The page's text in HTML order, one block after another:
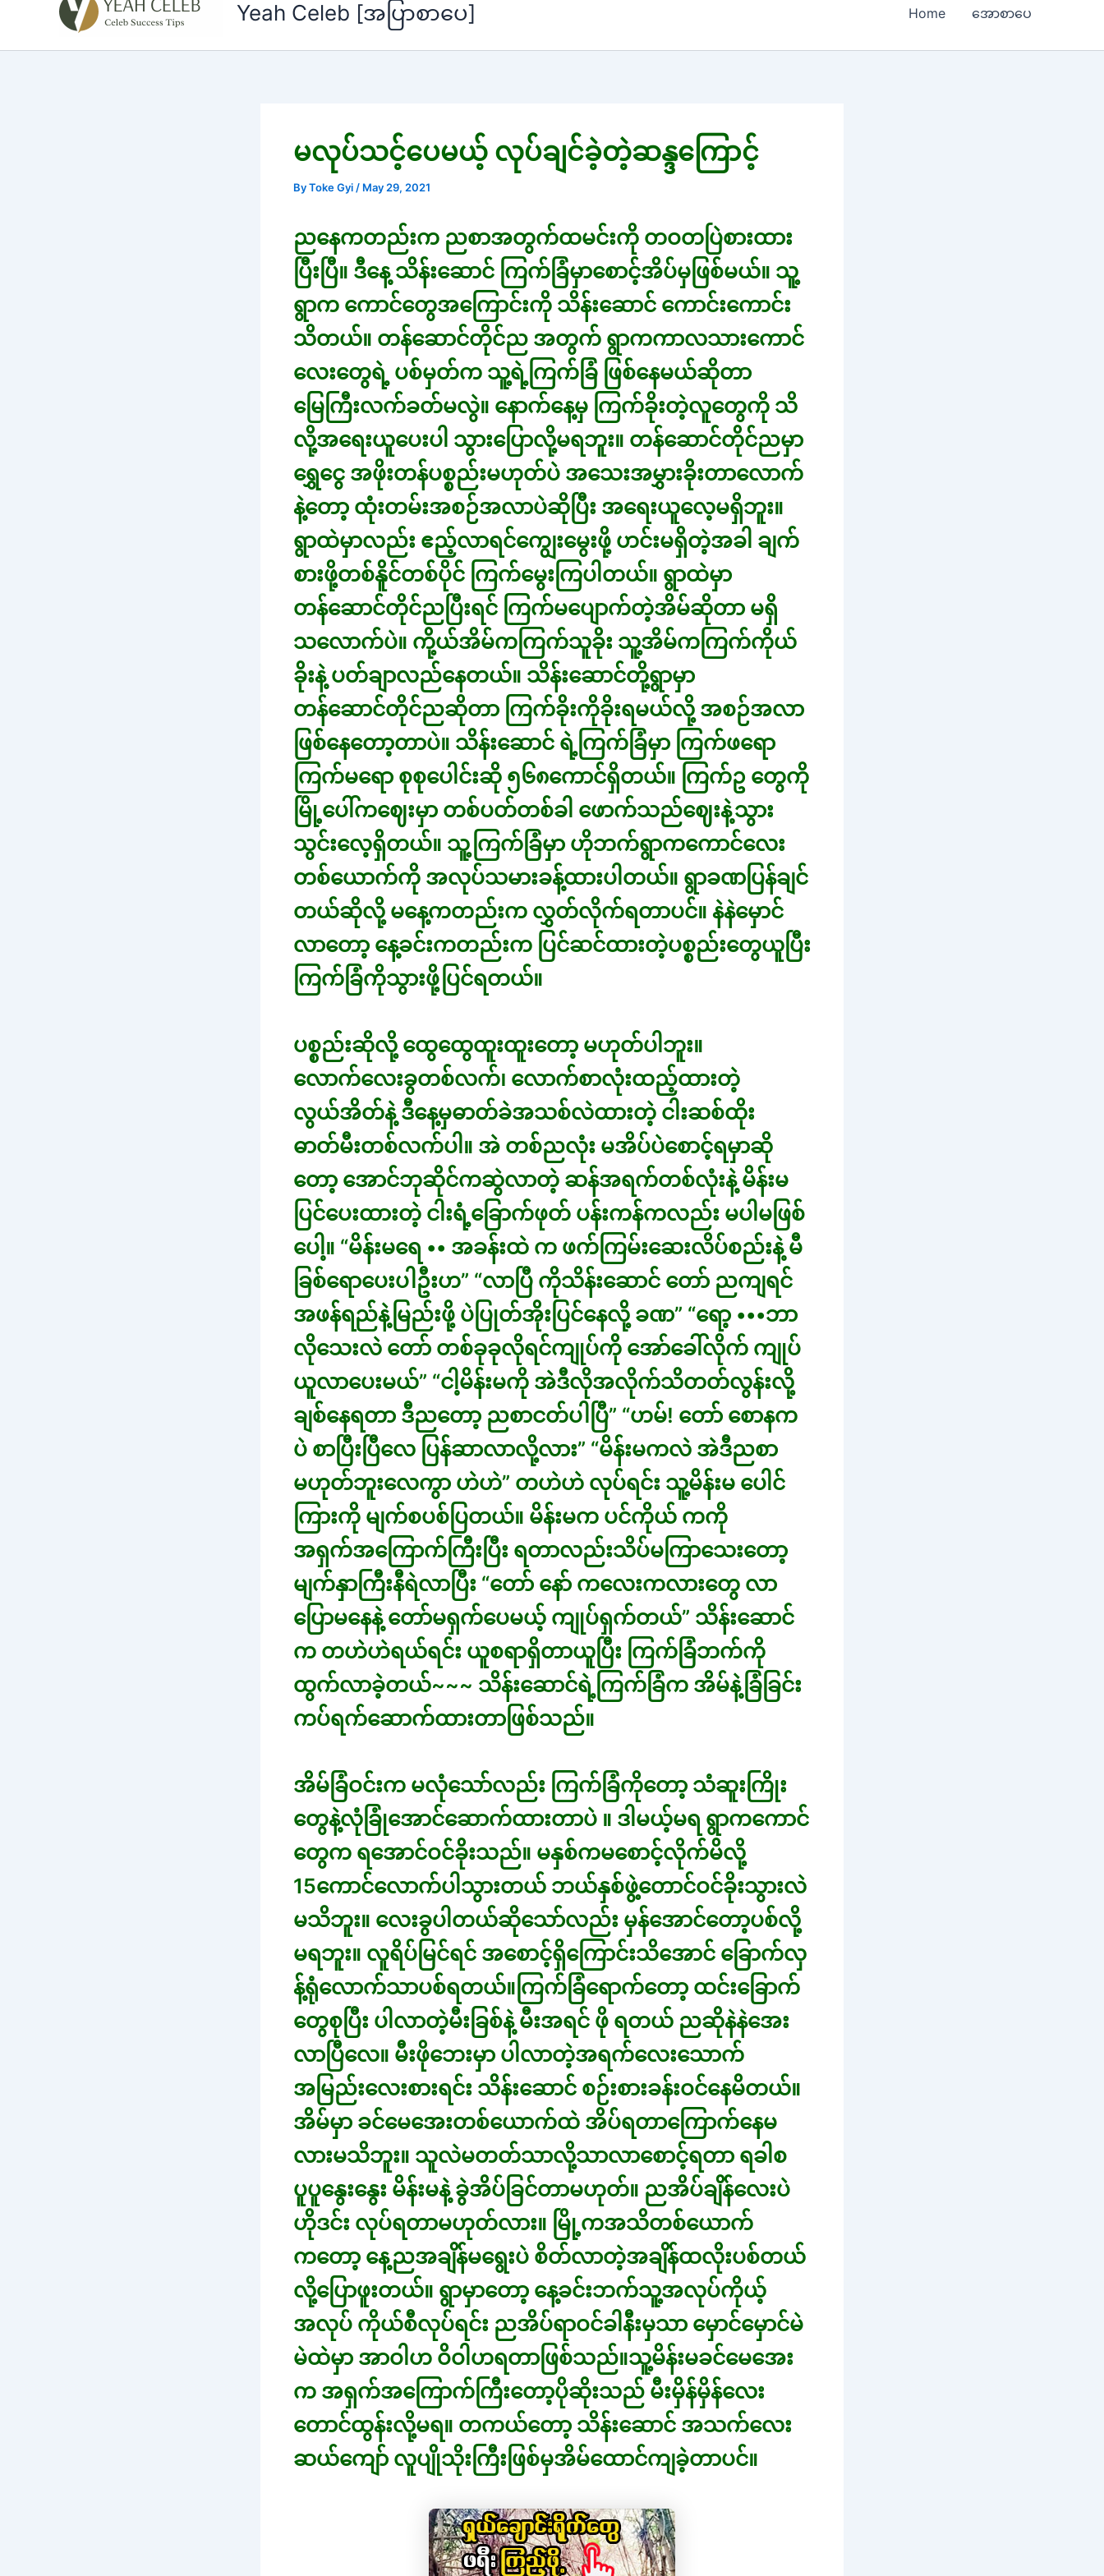
Yeah Celeb [အပြာစာပေ] Home အောစာပေ
မလုပ်သင့်ပေမယ့် လုပ်ချင်ခဲ့တဲ့ဆန္ဒကြောင့်
ByToke Gyi / May 29, 2021
ညနေကတည်းက ညစာအတွက်ထမင်းကို တဝတပြဲစားထား
ပြီးပြီ။ ဒီနေ့ သိန်းဆောင် ကြက်ခြံမှာစောင့်အိပ်မှဖြစ်မယ်။ သူ့
ရွာက ကောင်တွေအကြောင်းကို သိန်းဆောင် ကောင်းကောင်း
သိတယ်။ တန်ဆောင်တိုင်ည အတွက် ရွာကကာလသားကောင်
လေးတွေရဲ့ ပစ်မှတ်က သူ့ရဲ့ကြက်ခြံ ဖြစ်နေမယ်ဆိုတာ
မြေကြီးလက်ခတ်မလွဲ။ နောက်နေ့မှ ကြက်ခိုးတဲ့လူတွေကို သိ
လို့အရေးယူပေးပါ သွားပြောလို့မရဘူး။ တန်ဆောင်တိုင်ညမှာ
ရွှေငွေ အဖိုးတန်ပစ္စည်းမဟုတ်ပဲ အသေးအမွှားခိုးတာလောက်
နဲ့တော့ ထုံးတမ်းအစဉ်အလာပဲဆိုပြီး အရေးယူလေ့မရှိဘူး။
ရွာထဲမှာလည်း ဧည့်လာရင်ကျွေးမွေးဖို့ ဟင်းမရှိတဲ့အခါ ချက်
စားဖို့တစ်နိူင်တစ်ပိုင် ကြက်မွေးကြပါတယ်။ ရွာထဲမှာ
တန်ဆောင်တိုင်ညပြီးရင် ကြက်မပျောက်တဲ့အိမ်ဆိုတာ မရှိ
သလောက်ပဲ။ ကို့ယ်အိမ်ကကြက်သူခိုး သူ့အိမ်ကကြက်ကိုယ်
ခိုးနဲ့ ပတ်ချာလည်နေတယ်။ သိန်းဆောင်တို့ရွာမှာ
တန်ဆောင်တိုင်ညဆိုတာ ကြက်ခိုးကိုခိုးရမယ်လို့ အစဉ်အလာ
ဖြစ်နေတော့တာပဲ။ သိန်းဆောင် ရဲ့ကြက်ခြံမှာ ကြက်ဖရော
ကြက်မရော စုစုပေါင်းဆို ၅၆၈ကောင်ရှိတယ်။ ကြက်ဥ တွေကို
မြို့ပေါ်ကဈေးမှာ တစ်ပတ်တစ်ခါ ဖောက်သည်ဈေးနဲ့သွား
သွင်းလေ့ရှိတယ်။ သူ့ကြက်ခြံမှာ ဟိုဘက်ရွာကကောင်လေး
တစ်ယောက်ကို အလုပ်သမားခန့်ထားပါတယ်။ ရွာခဏပြန်ချင်
တယ်ဆိုလို့ မနေ့ကတည်းက လွှတ်လိုက်ရတာပင်။ နဲနဲမှောင်
လာတော့ နေ့ခင်းကတည်းက ပြင်ဆင်ထားတဲ့ပစ္စည်းတွေယူပြီး
ကြက်ခြံကိုသွားဖို့ပြင်ရတယ်။
ပစ္စည်းဆိုလို့ ထွေထွေထူးထူးတော့ မဟုတ်ပါဘူး။
လောက်လေးခွတစ်လက်၊ လောက်စာလုံးထည့်ထားတဲ့
လွယ်အိတ်နဲ့ ဒီနေ့မှဓာတ်ခဲအသစ်လဲထားတဲ့ ငါးဆစ်ထိုး
ဓာတ်မီးတစ်လက်ပါ။ အဲ တစ်ညလုံး မအိပ်ပဲစောင့်ရမှာဆို
တော့ အောင်ဘုဆိုင်ကဆွဲလာတဲ့ ဆန်အရက်တစ်လုံးနဲ့ မိန်းမ
ပြင်ပေးထားတဲ့ ငါးရံ့ခြောက်ဖုတ် ပန်းကန်ကလည်း မပါမဖြစ်
ပေါ့။ “မိန်းမရေ •• အခန်းထဲ က ဖက်ကြမ်းဆေးလိပ်စည်းနဲ့ မီ
ခြစ်ရောပေးပါဦးဟ” “လာပြီ ကိုသိန်းဆောင် တော် ညကျရင်
အဖန်ရည်နဲ့မြည်းဖို့ ပဲပြုတ်အိုးပြင်နေလို့ ခဏ” “ရော့ •••ဘာ
လိုသေးလဲ တော် တစ်ခုခုလိုရင်ကျုပ်ကို အော်ခေါ်လိုက် ကျုပ်
ယူလာပေးမယ်” “ငါ့မိန်းမကို အဲဒီလိုအလိုက်သိတတ်လွန်းလို့
ချစ်နေရတာ ဒီညတော့ ညစာငတ်ပါပြီ” “ဟမ်! တော် စောနက
ပဲ စာပြီးပြီလေ ပြန်ဆာလာလို့လား” “မိန်းမကလဲ အဲဒီညစာ
မဟုတ်ဘူးလေကွာ ဟဲဟဲ” တဟဲဟဲ လုပ်ရင်း သူ့မိန်းမ ပေါင်
ကြားကို မျက်စပစ်ပြတယ်။ မိန်းမက ပင်ကိုယ် ကကို
အရှက်အကြောက်ကြီးပြီး ရတာလည်းသိပ်မကြာသေးတော့
မျက်နှာကြီးနီရဲလာပြီး “တော် နော် ကလေးကလားတွေ လာ
ပြောမနေနဲ့ တော်မရှက်ပေမယ့် ကျုပ်ရှက်တယ်” သိန်းဆောင်
က တဟဲဟဲရယ်ရင်း ယူစရာရှိတာယူပြီး ကြက်ခြံဘက်ကို
ထွက်လာခဲ့တယ်~~~ သိန်းဆောင်ရဲ့ကြက်ခြံက အိမ်နဲ့ခြံခြင်း
ကပ်ရက်ဆောက်ထားတာဖြစ်သည်။
အိမ်ခြံဝင်းက မလုံသော်လည်း ကြက်ခြံကိုတော့ သံဆူးကြိုး
တွေနဲ့လုံခြုံအောင်ဆောက်ထားတာပဲ ။ ဒါမယ့်မရ ရွာကကောင်
တွေက ရအောင်ဝင်ခိုးသည်။ မနှစ်ကမစောင့်လိုက်မိလို့
15ကောင်လောက်ပါသွားတယ် ဘယ်နှစ်ဖွဲ့တောင်ဝင်ခိုးသွားလဲ
မသိဘူး။ လေးခွပါတယ်ဆိုသော်လည်း မှန်အောင်တော့ပစ်လို့
မရဘူး။ လူရိပ်မြင်ရင် အစောင့်ရှိကြောင်းသိအောင် ခြောက်လှ
န့်ရုံလောက်သာပစ်ရတယ်။ကြက်ခြံရောက်တော့ ထင်းခြောက်
တွေစုပြီး ပါလာတဲ့မီးခြစ်နဲ့ မီးအရင် ဖို ရတယ် ညဆိုနဲနဲအေး
လာပြီလေ။ မီးဖိုဘေးမှာ ပါလာတဲ့အရက်လေးသောက်
အမြည်းလေးစားရင်း သိန်းဆောင် စဉ်းစားခန်းဝင်နေမိတယ်။
အိမ်မှာ ခင်မေအေးတစ်ယောက်ထဲ အိပ်ရတာကြောက်နေမ
လားမသိဘူး။ သူလဲမတတ်သာလို့သာလာစောင့်ရတာ ရခါစ
ပူပူနွေးနွေး မိန်းမနဲ့ ခွဲအိပ်ခြင်တာမဟုတ်။ ညအိပ်ချိန်လေးပဲ
ဟိုဒင်း လုပ်ရတာမဟုတ်လား။ မြို့ကအသိတစ်ယောက်
ကတော့ နေ့ညအချိန်မရွေးပဲ စိတ်လာတဲ့အချိန်ထလိုးပစ်တယ်
လို့ပြောဖူးတယ်။ ရွာမှာတော့ နေ့ခင်းဘက်သူ့အလုပ်ကိုယ့်
အလုပ် ကိုယ်စီလုပ်ရင်း ညအိပ်ရာဝင်ခါနီးမှသာ မှောင်မှောင်မဲ
မဲထဲမှာ အာဝါဟ ဝိဝါဟရတာဖြစ်သည်။သူ့မိန်းမခင်မေအေး
က အရှက်အကြောက်ကြီးတော့ပိုဆိုးသည် မီးမှိန်မှိန်လေး
တောင်ထွန်းလို့မရ။ တကယ်တော့ သိန်းဆောင် အသက်လေး
ဆယ်ကျော် လူပျိုသိုးကြီးဖြစ်မှအိမ်ထောင်ကျခဲ့တာပင်။